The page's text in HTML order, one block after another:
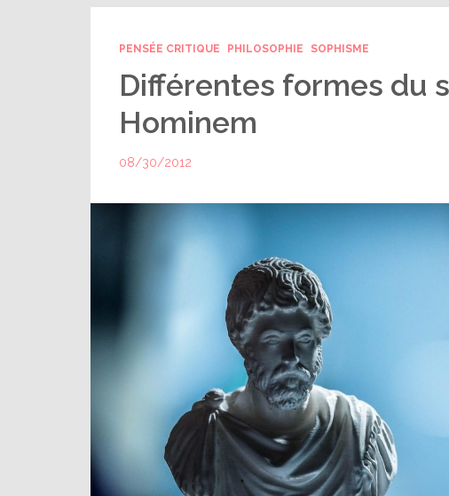
PENSÉE CRITIQUE PHILOSOPHIE SOPHISME
Différentes formes du
Hominem
08/30/2012